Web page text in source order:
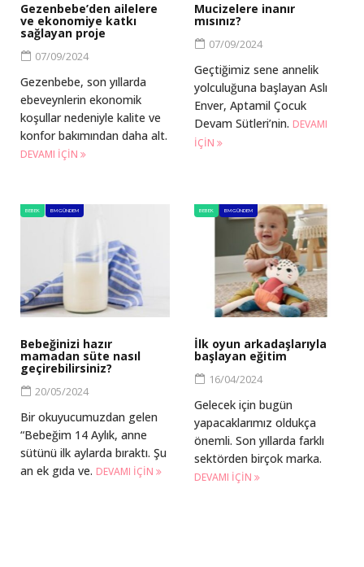
Gezenbebe’den ailelere
ve ekonomiye katkı
sağlayan proje
07/09/2024
Gezenbebe, son yıllarda
ebeveynlerin ekonomik
koşullar nedeniyle kalite ve
konfor bakımından daha alt.
DEVAMI IÇIN
Mucizelere inanır
mısınız?
07/09/2024
Geçtiğimiz sene annelik
yolculuğuna başlayan Aslı
Enver, Aptamil Çocuk
Devam Sütleri’nin. DEVAMI
IÇIN
BEBEK BM GÜNDEM
Bebeğinizi hazır
mamadan süte nasıl
geçirebilirsiniz?
20/05/2024
Bir okuyucumuzdan gelen
“Bebeğim 14 Aylık, anne
sütünü ilk aylarda bıraktı. Şu
an ek gıda ve. DEVAMI IÇIN
BEBEK BM GÜNDEM
İlk oyun arkadaşlarıyla
başlayan eğitim
16/04/2024
Gelecek için bugün
yapacaklarımız oldukça
önemli. Son yıllarda farklı
sektörden birçok marka.
DEVAMI IÇIN